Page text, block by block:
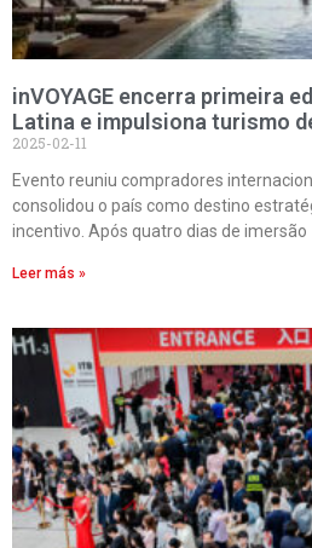
inVOYAGE encerra primeira
Latina e impulsiona turismo
2025-02-11
Evento reuniu compradores
consolidou o país como destino
incentivo. Após quatro dias de imersão
Leer más »